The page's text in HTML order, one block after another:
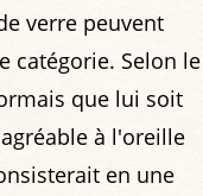
verre peuvent
catégorie. Selon le
que lui soit
à l'oreille
en une